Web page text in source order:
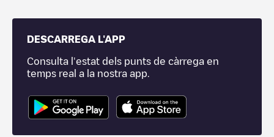
DESCARREGA L'APP
Consulta l'estat dels punts de càrrega en
temps real a la nostra app.